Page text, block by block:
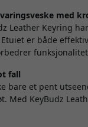
med
Leather Keyring
er både
fall
bare et pent
Med KeyBudz